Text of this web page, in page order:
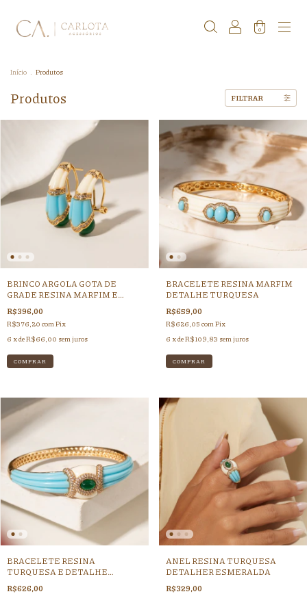
0
Início . Produtos
Produtos FILTRAR
BRINCO ARGOLA GOTA DE
GRADE RESINA MARFIM E
ZIRCONIA
R$396,00
R$376,20 com Pix
6 x deR$66,00 sem juros
BRACELETE RESINA MARFIM
DETALHE TURQUESA
R$659,00
R$626,05 com Pix
6 x deR$109,83 sem juros
BRACELETE RESINA
TURQUESA E DETALHE
ESMERALDA
R$626,00
ANEL RESINA TURQUESA
DETALHER ESMERALDA
R$329,00